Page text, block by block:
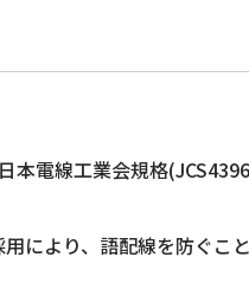
電線工業会規格
により、語配線を防ぐこと